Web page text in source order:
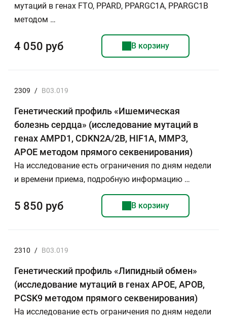
мутаций в генах FTO, PPARD, PPARGC1A, PPARGC1B
методом …
4 050 руб В корзину
2309 / B03.019
Генетический профиль «Ишемическая
болезнь сердца» (исследование мутаций в
генах AMPD1, CDKN2A/2B, HIF1A, MMP3,
APOE методом прямого секвенирования)
На исследование есть ограничения по дням недели
и времени приема, подробную информацию …
5 850 руб В корзину
2310 / B03.019
Генетический профиль «Липидный обмен»
(исследование мутаций в генах APOE, APOB,
PCSK9 методом прямого секвенирования)
На исследование есть ограничения по дням недели